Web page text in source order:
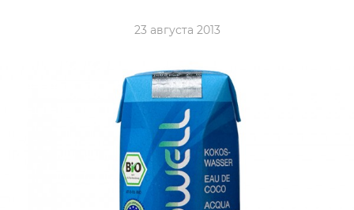
23 августа 2013